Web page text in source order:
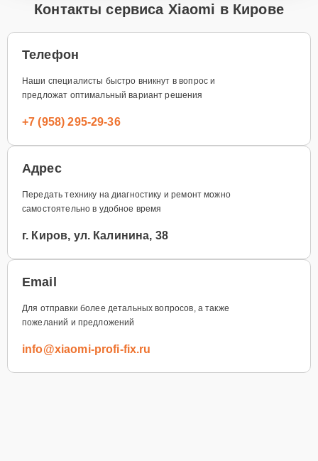
Контакты сервиса Xiaomi в Кирове
Телефон
Наши специалисты быстро вникнут в вопрос и
предложат оптимальный вариант решения
+7 (958) 295-29-36
Адрес
Передать технику на диагностику и ремонт можно
самостоятельно в удобное время
г. Киров, ул. Калинина, 38
Email
Для отправки более детальных вопросов, а также
пожеланий и предложений
info@xiaomi-profi-fix.ru